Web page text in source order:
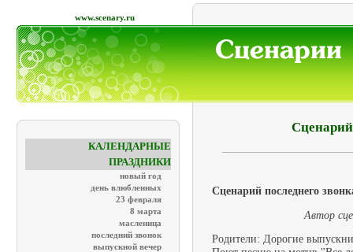
www.scenary.ru
КАЛЕНДАРНЫЕ
ПРАЗДНИКИ
новый год
день влюбленных
23 февраля
8 марта
масленица
последний звонок
выпускной вечер
Сценарий
Сценарий последнего
Автор
Родители: Дорогие